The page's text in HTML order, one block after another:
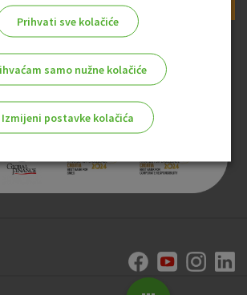
Prihvati sve kolačiće
samo nužne kolačiće
Izmijeni postavke kolačića
Nužni kolačići